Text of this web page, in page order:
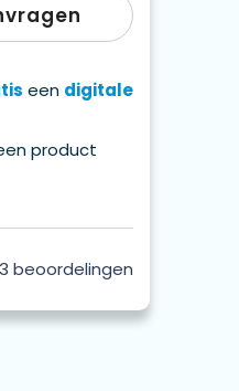
een digitale
product
beoordelingen